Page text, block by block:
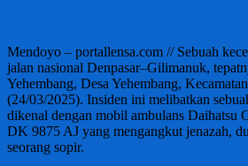
Mendoyo – portallensa.com // Sebuah
jalan nasional Denpasar–Gilimanuk,
Yehembang, Desa Yehembang,
(24/03/2025). Insiden ini melibatkan
dikenal dengan mobil ambulans Daihatsu
DK 9875 AJ yang mengangkut jenazah,
seorang sopir.